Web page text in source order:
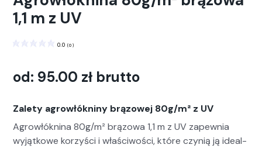
1,1 m z UV
0.0 (0 )
od: 95.00 zł brutto
Zalety agrowłókniny brązowej 80g/m² z UV
Agrowłókn­i­na 80g/m² brą­zowa 1,1 m z UV zapew­nia
wyjątkowe korzyś­ci i właś­ci­woś­ci, które czynią ją ide­al­